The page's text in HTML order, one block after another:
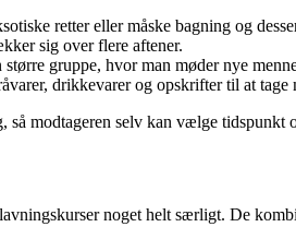
retter eller måske bagning og
sig over flere aftener.
gruppe, hvor man møder nye
drikkevarer og opskrifter til at tage
modtageren selv kan vælge tidspunkt
noget helt særligt. De